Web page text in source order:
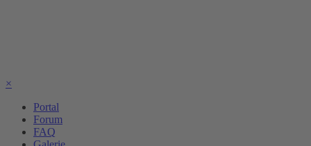
×
Portal
Forum
FAQ